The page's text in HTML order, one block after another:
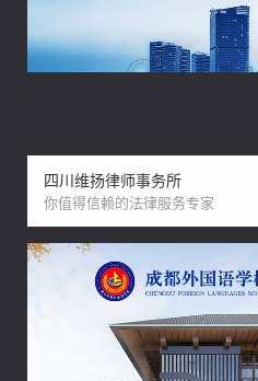
四川维扬律师事务所
你值得信赖的法律服务专家